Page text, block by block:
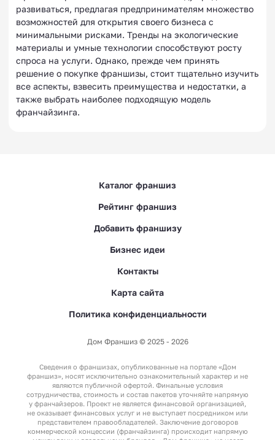
развиваться, предлагая предпринимателям множество
возможностей для открытия своего бизнеса с
минимальными рисками. Тренды на экологические
материалы и умные технологии способствуют росту
спроса на услуги. Однако, прежде чем принять
решение о покупке франшизы, стоит тщательно изучить
все аспекты, взвесить преимущества и недостатки, а
также выбрать наиболее подходящую модель
франчайзинга.
Каталог франшиз
Рейтинг франшиз
Добавить франшизу
Бизнес идеи
Контакты
Карта сайта
Политика конфиденциальности
Дом Франшиз © 2025 - 2026